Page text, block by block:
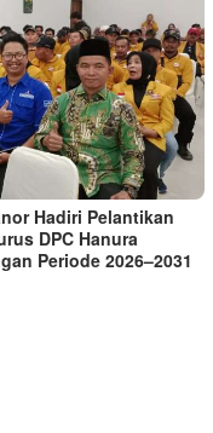
Hadiri Pelantikan
DPC Hanura
Periode 2026–2031